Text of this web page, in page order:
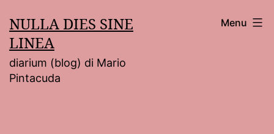
al
contenuto
NULLA DIES SINE
LINEA
diarium (blog) di Mario
Pintacuda
Menu